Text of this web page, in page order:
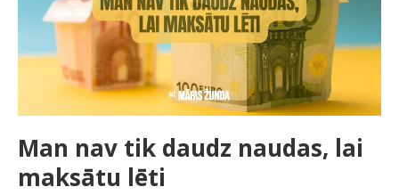
Man nav tik daudz naudas, lai
maksātu lēti